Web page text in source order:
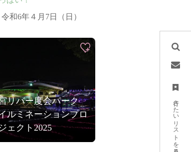
行きたいリストを見る
令和6年４月7日（日）
リバー度会パーク
ルミネーションプロ
ェクト2025